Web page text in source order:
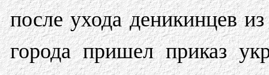
после ухода деникинцев
города пришел приказ